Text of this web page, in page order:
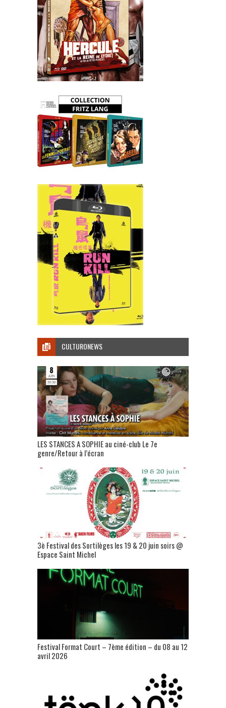
CULTURONEWS
LES STANCES A SOPHIE au ciné-club Le 7e
genre/Retour à l’écran
3è Festival des Sortilèges les 19 & 20 juin soirs @
Espace Saint Michel
Festival Format Court – 7ème édition – du 08 au 12
avril 2026